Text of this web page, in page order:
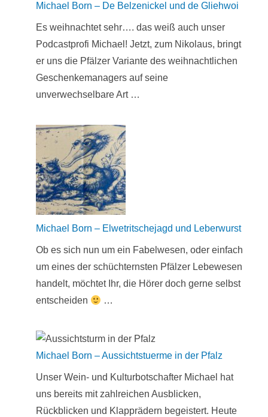
Michael Born – De Belzenickel und de Gliehwoi
Es weihnachtet sehr…. das weiß auch unser
Podcastprofi Michael! Jetzt, zum Nikolaus, bringt
er uns die Pfälzer Variante des weihnachtlichen
Geschenkemanagers auf seine
unverwechselbare Art …
Michael Born – Elwetritschejagd und Leberwurst
Ob es sich nun um ein Fabelwesen, oder einfach
um eines der schüchternsten Pfälzer Lebewesen
handelt, möchtet Ihr, die Hörer doch gerne selbst
entscheiden
…
Michael Born – Aussichtstuerme in der Pfalz
Unser Wein- und Kulturbotschafter Michael hat
uns bereits mit zahlreichen Ausblicken,
Rückblicken und Klapprädern begeistert. Heute